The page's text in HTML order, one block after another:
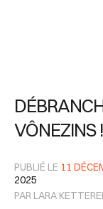
VÔNEZINS !
PUBLIÉ LE 11
2025
PAR LARA